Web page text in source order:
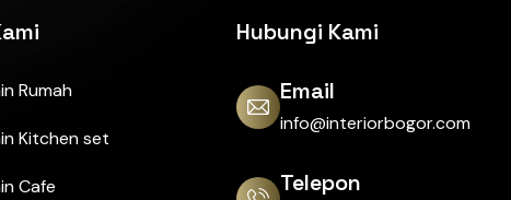
Rumah
Kitchen set
Cafe
Hubungi Kami
Email
info@interiorbogor.com
Telepon